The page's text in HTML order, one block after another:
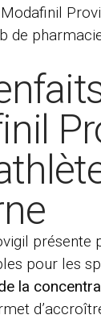
de
présente
pour les
la